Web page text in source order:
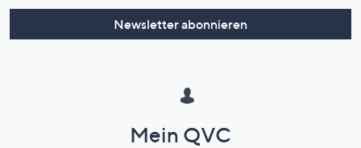
Newsletter abonnieren
Mein QVC